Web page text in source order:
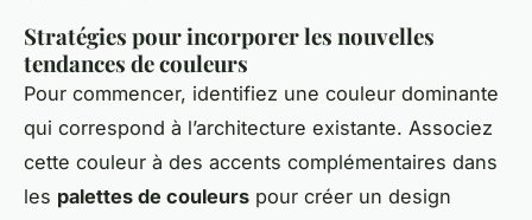
Stratégies pour incorporer les nouvelles
tendances de couleurs
Pour commencer, identifiez une couleur dominante
qui correspond à l’architecture existante. Associez
cette couleur à des accents complémentaires dans
les palettes de couleurs pour créer un design